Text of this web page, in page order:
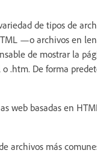
de tipos de
—o archivos en
de mostrar la
.htm. De forma
web basadas en
archivos más